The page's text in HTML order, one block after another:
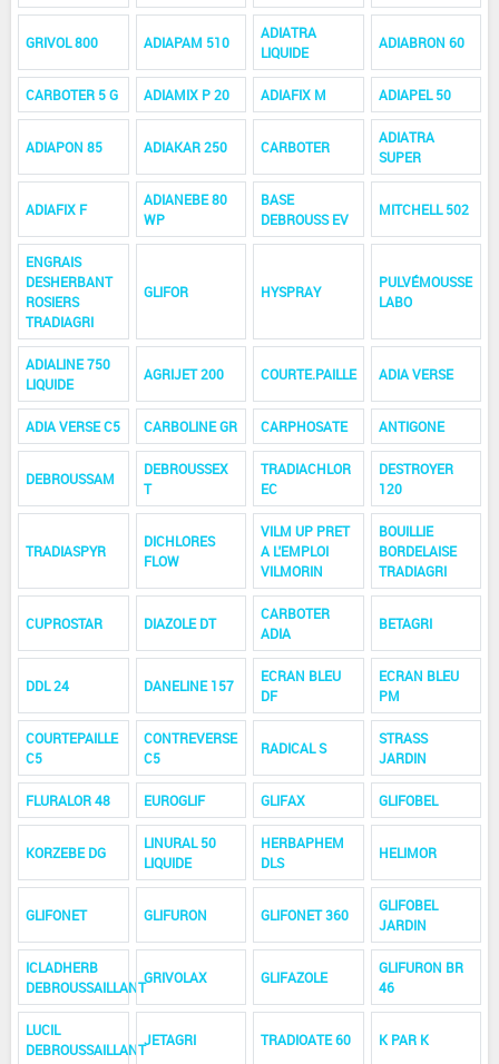
GRIVOL 800 ADIAPAM 510
ADIATRA
LIQUIDE
ADIABRON 60
CARBOTER 5 G ADIAMIX P 20 ADIAFIX M ADIAPEL 50
ADIAPON 85 ADIAKAR 250 CARBOTER
ADIATRA
SUPER
ADIAFIX F
ADIANEBE 80
WP
BASE
DEBROUSS EV
MITCHELL 502
ENGRAIS
DESHERBANT
ROSIERS
TRADIAGRI
GLIFOR HYSPRAY
PULVÉMOUSSE
LABO
ADIALINE 750
LIQUIDE
AGRIJET 200 COURTE.PAILLE ADIA VERSE
ADIA VERSE C5 CARBOLINE GR CARPHOSATE ANTIGONE
DEBROUSSAM
DEBROUSSEX
T
TRADIACHLOR
EC
DESTROYER
120
TRADIASPYR
DICHLORES
FLOW
VILM UP PRET
A L'EMPLOI
VILMORIN
BOUILLIE
BORDELAISE
TRADIAGRI
CUPROSTAR DIAZOLE DT
CARBOTER
ADIA
BETAGRI
DDL 24 DANELINE 157
ECRAN BLEU
DF
ECRAN BLEU
PM
COURTEPAILLE
C5
CONTREVERSE
C5
RADICAL S
STRASS
JARDIN
FLURALOR 48 EUROGLIF GLIFAX GLIFOBEL
KORZEBE DG
LINURAL 50
LIQUIDE
HERBAPHEM
DLS
HELIMOR
GLIFONET GLIFURON GLIFONET 360
GLIFOBEL
JARDIN
ICLADHERB
DEBROUSSAILLANT
GRIVOLAX GLIFAZOLE
GLIFURON BR
46
LUCIL
DEBROUSSAILLANT
JETAGRI TRADIOATE 60 K PAR K